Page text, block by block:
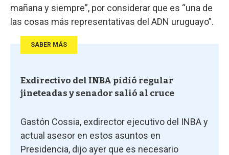
mañana y siempre”, por considerar que es “una de
las cosas más representativas del ADN uruguayo”.
SABER MÁS
Exdirectivo del INBA pidió regular
jineteadas y senador salió al cruce
Gastón Cossia, exdirector ejecutivo del INBA y
actual asesor en estos asuntos en
Presidencia, dijo ayer que es necesario